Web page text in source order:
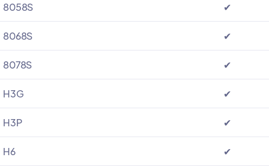
8058S ✔
8068S ✔
8078S ✔
H3G ✔
H3P ✔
H6 ✔